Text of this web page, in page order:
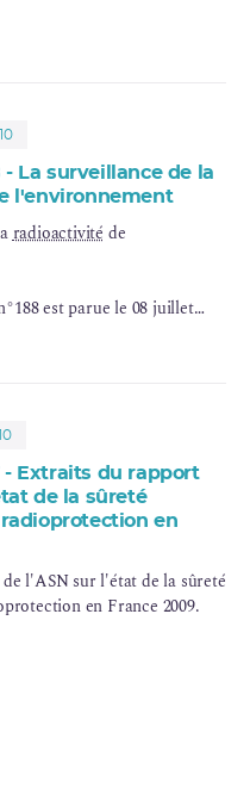
- La surveillance de la
l'environnement
radioactivité de
est parue le 08 juillet
- Extraits du rapport
de la sûreté
en
l'ASN sur l'état de la sûreté
en France 2009.